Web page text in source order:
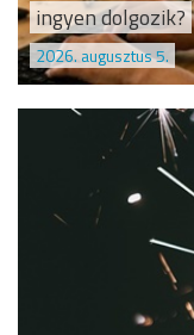
ingyen dolgozik?
2026. augusztus 5.